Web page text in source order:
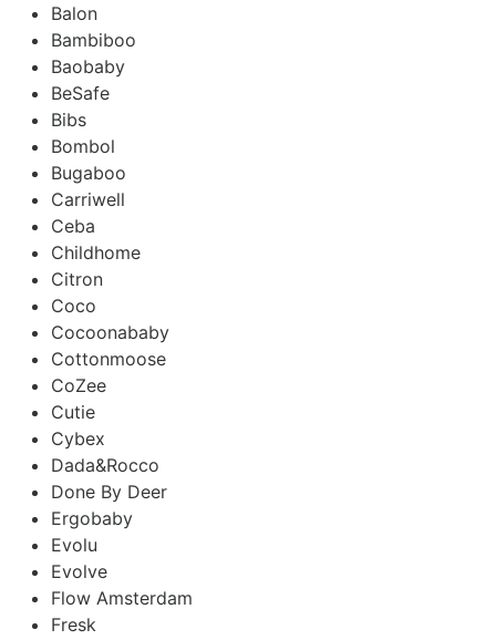
Balon
Bambiboo
Baobaby
BeSafe
Bibs
Bombol
Bugaboo
Carriwell
Ceba
Childhome
Citron
Coco
Cocoonababy
Cottonmoose
CoZee
Cutie
Cybex
Dada&Rocco
Done By Deer
Ergobaby
Evolu
Evolve
Flow Amsterdam
Fresk